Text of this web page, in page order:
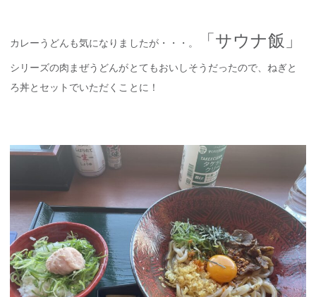
カレーうどんも気になりましたが・・・。 「サウナ飯」
シリーズの肉まぜうどんがとてもおいしそうだったので、ねぎと
ろ丼とセットでいただくことに！